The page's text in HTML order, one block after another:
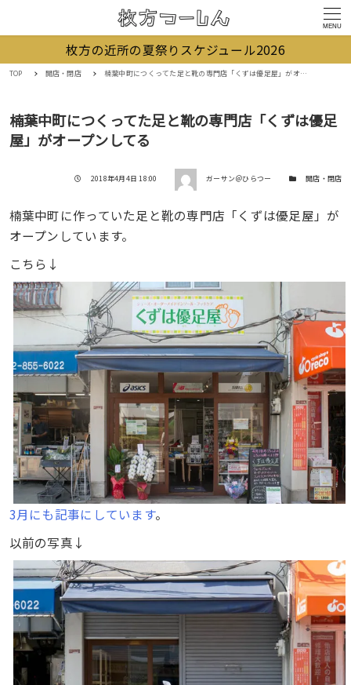
MENU
枚方の近所の夏祭りスケジュール2026
TOP 開店・閉店 楠葉中町につくってた足と靴の専門店「くずは優足屋」がオープンしてる
楠葉中町につくってた足と靴の専門店「くずは優足
屋」がオープンしてる
投稿日
2018年4月4日 18:00 著者 ガーサン＠ひらつー カテゴリー開店・閉店
楠葉中町に作っていた足と靴の専門店「くずは優足屋」が
オープンしています。
こちら↓
3月にも記事にしています。
以前の写真↓